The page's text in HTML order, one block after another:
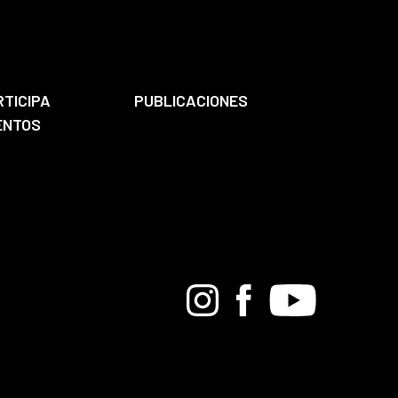
PUBLICACIONES
BandcampInstagramFacebook
Youtube